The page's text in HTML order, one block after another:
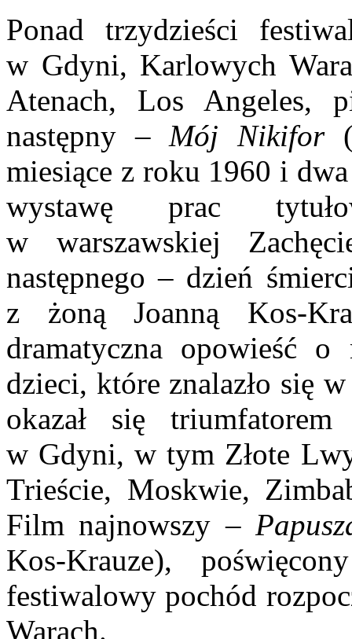
Ponad trzydzieści
w Gdyni, Karlowych
Atenach, Los Angeles,
następny –Mój Nikifor
miesiące z roku 1960 i
wystawę prac
w warszawskiej
następnego – dzień
z żoną Joanną Kos-
dramatyczna opowieść o
dzieci, które znalazło się
okazał się
w Gdyni, w tym Złote
Trieście, Moskwie,
Film najnowszy –
Kos-Krauze),
festiwalowy pochód
Warach.